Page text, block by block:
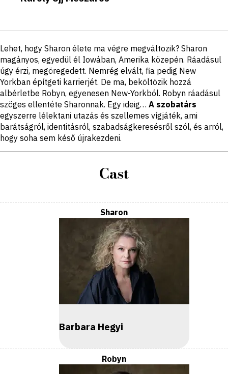
Short
description
Lehet, hogy Sharon élete ma végre megváltozik? Sharon
magányos, egyedül él Iowában, Amerika közepén. Ráadásul
úgy érzi, megöregedett. Nemrég elvált, fia pedig New
Yorkban építgeti karrierjét. De ma, beköltözik hozzá
albérletbe Robyn, egyenesen New-Yorkból. Robyn ráadásul
szöges ellentéte Sharonnak. Egy ideig… A szobatárs
egyszerre lélektani utazás és szellemes vígjáték, ami
barátságról, identitásról, szabadságkeresésről szól, és arról,
hogy soha sem késő újrakezdeni.
Cast
Sharon
Barbara Hegyi
Robyn